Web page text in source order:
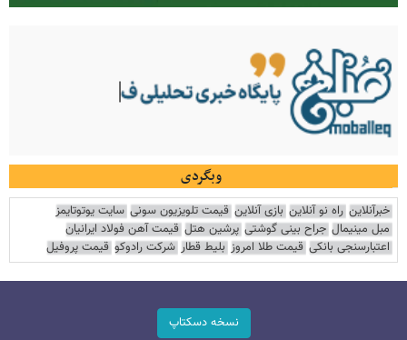
وبگردی
خبرآنلاین راه نو آنلاین بازی آنلاین قیمت تلویزیون سونی سایت یوتوتایمز
مبل مینیمال جراح بینی گوشتی پرشین هتل قیمت آهن فولاد ایرانیان
اعتبارسنجی بانکی قیمت طلا امروز بلیط قطار شرکت رادوکو قیمت پروفیل
نسخه دسکتاپ